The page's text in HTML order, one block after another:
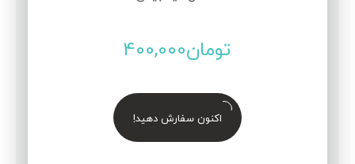
تومان400,000
اکنون سفارش دهید!